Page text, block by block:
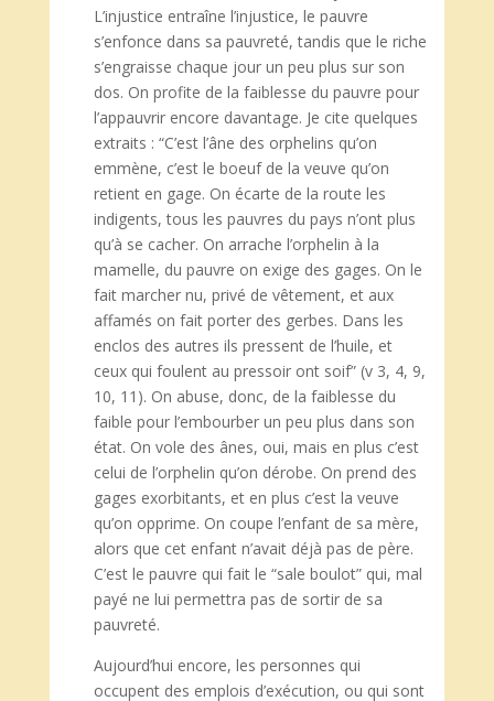
L’injustice entraîne l’injustice, le pauvre
s’enfonce dans sa pauvreté, tandis que le riche
s’engraisse chaque jour un peu plus sur son
dos. On profite de la faiblesse du pauvre pour
l’appauvrir encore davantage. Je cite quelques
extraits : “C’est l’âne des orphelins qu’on
emmène, c’est le boeuf de la veuve qu’on
retient en gage. On écarte de la route les
indigents, tous les pauvres du pays n’ont plus
qu’à se cacher. On arrache l’orphelin à la
mamelle, du pauvre on exige des gages. On le
fait marcher nu, privé de vêtement, et aux
affamés on fait porter des gerbes. Dans les
enclos des autres ils pressent de l’huile, et
ceux qui foulent au pressoir ont soif” (v 3, 4, 9,
10, 11). On abuse, donc, de la faiblesse du
faible pour l’embourber un peu plus dans son
état. On vole des ânes, oui, mais en plus c’est
celui de l’orphelin qu’on dérobe. On prend des
gages exorbitants, et en plus c’est la veuve
qu’on opprime. On coupe l’enfant de sa mère,
alors que cet enfant n’avait déjà pas de père.
C’est le pauvre qui fait le “sale boulot” qui, mal
payé ne lui permettra pas de sortir de sa
pauvreté.
Aujourd’hui encore, les personnes qui
occupent des emplois d’exécution, ou qui sont